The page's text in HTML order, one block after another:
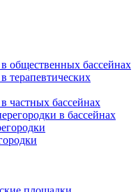
общественных бассейнах
терапевтических
частных бассейнах
в бассейнах